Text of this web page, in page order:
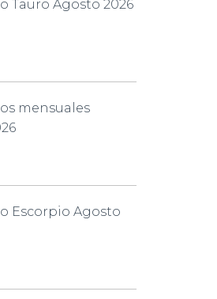
Tauro Agosto 2026
mensuales
Escorpio Agosto